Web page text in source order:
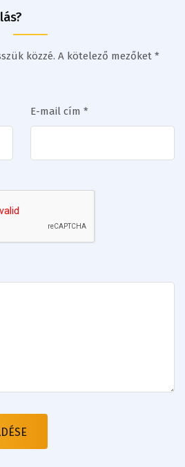
közzé. A kötelező mezőket *
E-mail cím *